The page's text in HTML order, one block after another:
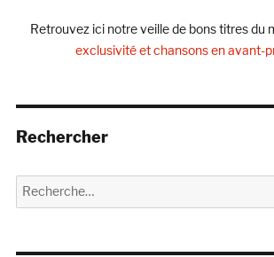
Retrouvez ici notre veille de bons titres du
exclusivité et chansons en avant-
Rechercher
Recherche
pour :